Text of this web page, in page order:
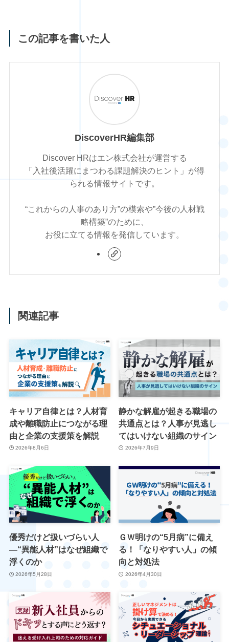
この記事を書いた人
DiscoverHR編集部
Discover HRはエン株式会社が運営する
「入社後活躍にまつわる課題解決のヒント」が得
られる情報サイトです。
“これからの人事のあり方”の模索や”今後の人材戦
略構築”のために、
お役に立てる情報を発信しています。
関連記事
キャリア自律とは？人材育
成や離職防止につながる理
由と企業の支援策を解説
2026年8月6日
静かな解雇が起きる職場の
共通点とは？人事が見逃し
てはいけない組織のサイン
2026年7月9日
優秀だけど扱いづらい人
―“異能人材”はなぜ組織で
浮くのか
2026年5月28日
ＧＷ明けの“5月病”に備え
る！「なりやすい人」の傾
向と対処法
2026年4月30日